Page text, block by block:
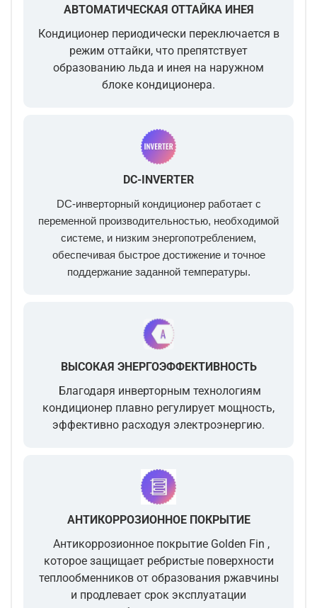
АВТОМАТИЧЕСКАЯ ОТТАЙКА ИНЕЯ
Кондиционер периодически переключается в
режим оттайки, что препятствует
образованию льда и инея на наружном
блоке кондиционера.
DC-INVERTER
DC-инверторный кондиционер работает с
переменной производительностью, необходимой
системе, и низким энергопотреблением,
обеспечивая быстрое достижение и точное
поддержание заданной температуры.
ВЫСОКАЯ ЭНЕРГОЭФФЕКТИВНОСТЬ
Благодаря инверторным технологиям
кондиционер плавно регулирует мощность,
эффективно расходуя электроэнергию.
АНТИКОРРОЗИОННОЕ ПОКРЫТИЕ
Антикоррозионное покрытие Golden Fin ,
которое защищает ребристые поверхности
теплообменников от образования ржавчины
и продлевает срок эксплуатации